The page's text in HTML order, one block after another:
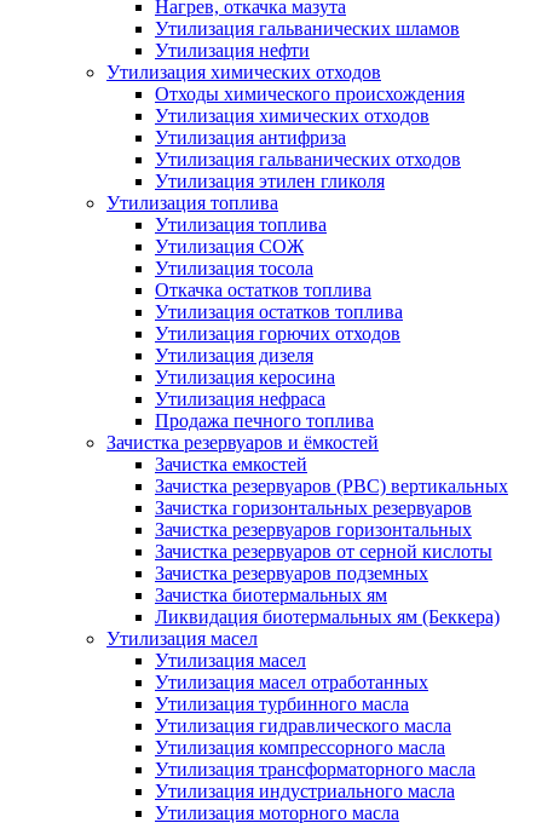
Нагрев, откачка мазута
Утилизация гальванических шламов
Утилизация нефти
Утилизация химических отходов
Отходы химического происхождения
Утилизация химических отходов
Утилизация антифриза
Утилизация гальванических отходов
Утилизация этилен гликоля
Утилизация топлива
Утилизация топлива
Утилизация СОЖ
Утилизация тосола
Откачка остатков топлива
Утилизация остатков топлива
Утилизация горючих отходов
Утилизация дизеля
Утилизация керосина
Утилизация нефраса
Продажа печного топлива
Зачистка резервуаров и ёмкостей
Зачистка емкостей
Зачистка резервуаров (РВС) вертикальных
Зачистка горизонтальных резервуаров
Зачистка резервуаров горизонтальных
Зачистка резервуаров от серной кислоты
Зачистка резервуаров подземных
Зачистка биотермальных ям
Ликвидация биотермальных ям (Беккера)
Утилизация масел
Утилизация масел
Утилизация масел отработанных
Утилизация турбинного масла
Утилизация гидравлического масла
Утилизация компрессорного масла
Утилизация трансформаторного масла
Утилизация индустриального масла
Утилизация моторного масла